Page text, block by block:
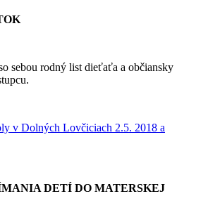
sebou rodný list dieťaťa a občiansky
v Dolných Lovčiciach 2.5. 2018 a
DETÍ DO MATERSKEJ